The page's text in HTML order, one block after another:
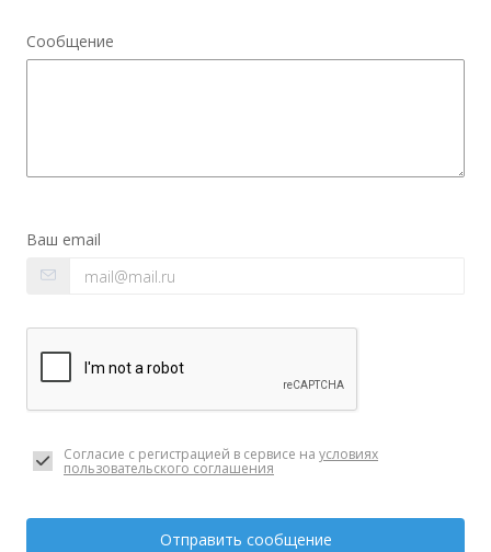
Сообщение
Ваш email
Согласие с регистрацией в сервисе на условиях
пользовательского соглашения
Отправить сообщение